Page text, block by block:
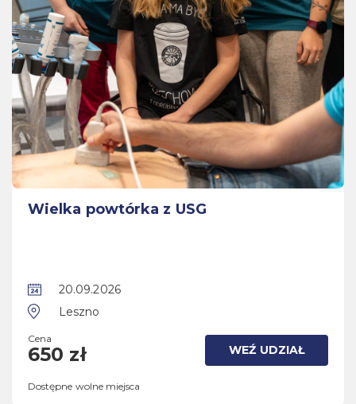
Wielka powtórka z USG
20.09.2026
Leszno
Cena
650 zł WEŹ UDZIAŁ
Dostępne wolne miejsca